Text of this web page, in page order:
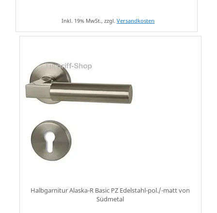
Inkl. 19% MwSt., zzgl.Versandkosten
Halbgarnitur Alaska-R Basic PZ Edelstahl-pol./-matt von
Südmetal